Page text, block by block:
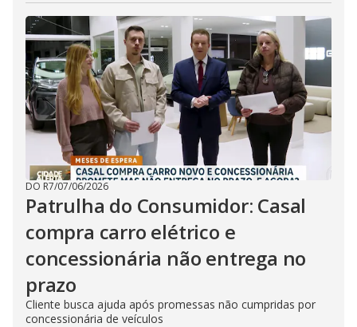
DO R7/07/06/2026
Patrulha do Consumidor: Casal
compra carro elétrico e
concessionária não entrega no
prazo
Cliente busca ajuda após promessas não cumpridas por
concessionária de veículos